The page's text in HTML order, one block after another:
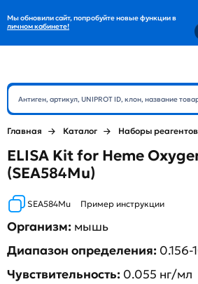
Мы обновили сайт, попробуйте новые функции в
личном кабинете!
Главная Каталог Наборы реагентов
ELISA Kit for Heme
(SEA584Mu)
SEA584Mu Пример инструкции
Организм: мышь
Диапазон определения: 0.156-
Чувствительность: 0.055 нг/мл